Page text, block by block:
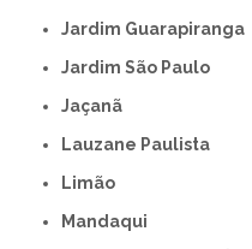
Jardim Guarapiranga
Jardim São Paulo
Jaçanã
Lauzane Paulista
Limão
Mandaqui